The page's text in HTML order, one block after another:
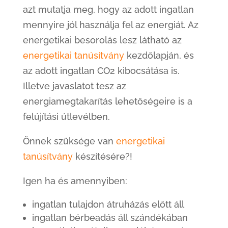
azt mutatja meg, hogy az adott ingatlan
mennyire jól használja fel az energiát. Az
energetikai besorolás lesz látható az
energetikai tanúsítványkezdőlapján, és
az adott ingatlan CO2 kibocsátása is.
Illetve javaslatot tesz az
energiamegtakarítás lehetőségeire is a
felújítási útlevélben.
Önnek szüksége van energetikai
tanúsítványkészítésére?!
Igen ha és amennyiben:
ingatlan tulajdon átruházás előtt áll
ingatlan bérbeadás áll szándékában